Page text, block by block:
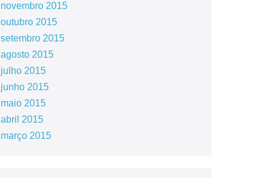
novembro 2015
outubro 2015
setembro 2015
agosto 2015
julho 2015
junho 2015
maio 2015
abril 2015
março 2015